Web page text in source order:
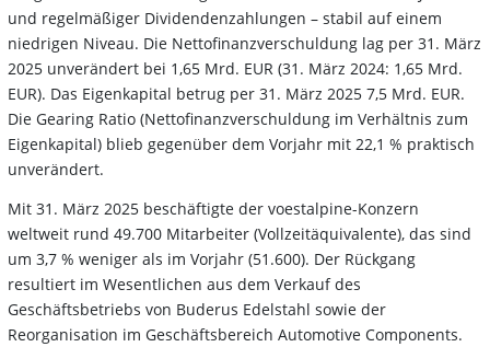
und regelmäßiger Dividendenzahlungen – stabil auf einem
niedrigen Niveau. Die Nettofinanzverschuldung lag per 31. März
2025 unverändert bei 1,65 Mrd. EUR (31. März 2024: 1,65 Mrd.
EUR). Das Eigenkapital betrug per 31. März 2025 7,5 Mrd. EUR.
Die Gearing Ratio (Nettofinanzverschuldung im Verhältnis zum
Eigenkapital) blieb gegenüber dem Vorjahr mit 22,1 % praktisch
unverändert.
Mit 31. März 2025 beschäftigte der voestalpine-Konzern
weltweit rund 49.700 Mitarbeiter (Vollzeitäquivalente), das sind
um 3,7 % weniger als im Vorjahr (51.600). Der Rückgang
resultiert im Wesentlichen aus dem Verkauf des
Geschäftsbetriebs von Buderus Edelstahl sowie der
Reorganisation im Geschäftsbereich Automotive Components.